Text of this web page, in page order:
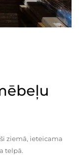
ziemā, ieteicama
telpā.